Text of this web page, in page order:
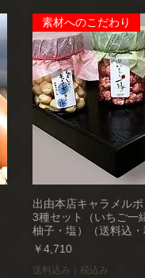
素材へのこだわり
出由本店キャラメル
3種セット（いちご一
柚子・塩）（送料込・
価格
￥4,710
送料込み｜税込み